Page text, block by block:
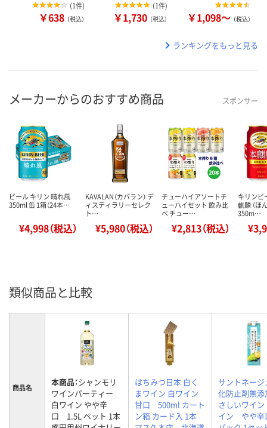
(1件)
￥638 （税込）
(1件)
￥1,730 （税込） ￥1,098～ （税込）
ランキングをもっと見る
メーカーからのおすすめ商品 スポンサー
ビール キリン 晴れ風
350ml 缶 1箱（24本…
¥4,998（税込）
KAVALAN（カバラン） デ
ィスティラリーセレク
ト…
¥5,980（税込）
チューハイアソートチ
ューハイセット 飲み比
べ チュー…
¥2,813（税込）
キリンビ
麒麟 （ほ
350m…
類似商品と比較
商品名 本商品：シャンモリ
ワインパーティー
白ワイン やや辛
口 1.5L ペット 1本
はちみつ日本 白く
まワイン 白ワイン
甘口 500ml カート
ン箱 カード入 1本
サントネージ
化防止剤無添
さしいワイン
イン やや辛